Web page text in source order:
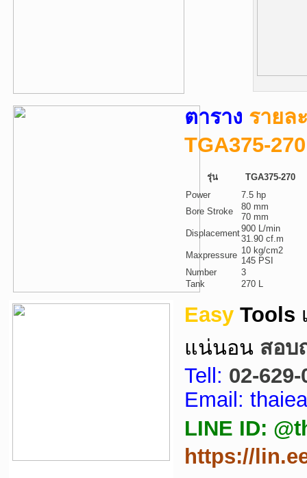
ตาราง รายล
TGA375-270
รุ่น
TGA375-270
Power
7.5 hp
Bore Stroke
80 mm
70 mm
Displacement900 L/min
31.90 cf.m
Maxpressure 10 kg/cm2
145 PSI
Number
3
Tank
270 L
Easy Tools
แน่นอน สอบ
Tell: 02-629-
Email:
LINE ID:
https://